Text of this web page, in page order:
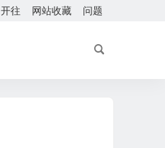
开往 网站收藏 问题